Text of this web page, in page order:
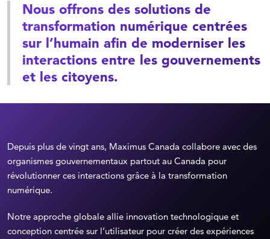
Nous offrons des solutions de
transformation numérique centrées
sur l’humain afin de moderniser les
interactions entre les gouvernements
et les citoyens.
Depuis plus de vingt ans, Maximus Canada collabore avec des
organismes gouvernementaux partout au Canada pour
révolutionner ces interactions grâce à la transformation
numérique.
Notre approche globale allie innovation technologique et
conception centrée sur l’utilisateur pour créer des expériences